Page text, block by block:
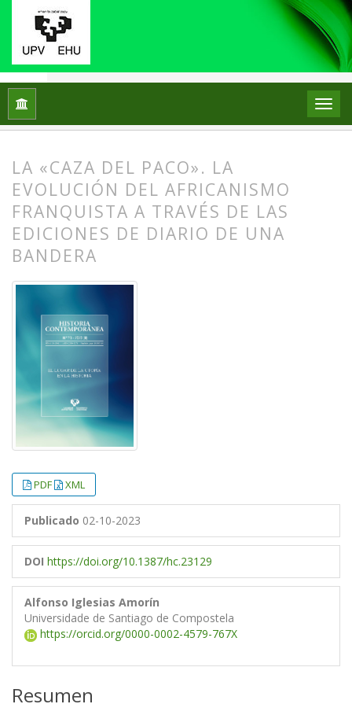
Inicio Núm. 73 (2023): EL LUGAR DE LA UTOPÍA
LA «CAZA DEL PACO». LA
EVOLUCIÓN DEL AFRICANISMO
FRANQUISTA A TRAVÉS DE LAS
EDICIONES DE DIARIO DE UNA
BANDERA
PDF XML
Publicado 02-10-2023
DOI https://doi.org/10.1387/hc.23129
Alfonso Iglesias Amorín
Universidade de Santiago de Compostela
https://orcid.org/0000-0002-4579-767X
Resumen